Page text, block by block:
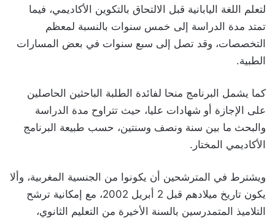
لتعلم اللغة اليابانية قبل الالتحاق بالتكوين الأكاديمي، فيما
تمتد مدة الدراسة إلى خمس سنوات بالنسبة لمعظم
التخصصات، وقد تصل إلى سبع سنوات في بعض المسارات
الطبية.
كما يشمل البرنامج منحا لفائدة الطلبة الباحثين الحاصلين
على الإجازة أو شهادات عليا، حيث تتراوح مدة الدراسة
والبحث ما بين سنة ونصف وسنتين، حسب طبيعة البرنامج
الأكاديمي المختار.
ويشترط في المترشحين أن يكونوا من الجنسية المغربية، وألا
يكون تاريخ ميلادهم قبل 2 أبريل 2002، مع إمكانية ترشح
التلاميذ المتمدرسين بالسنة الأخيرة من التعليم الثانوي،